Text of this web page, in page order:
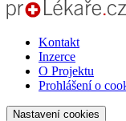
Kontakt
Inzerce
O Projektu
Prohlášení o
Nastavení cookies